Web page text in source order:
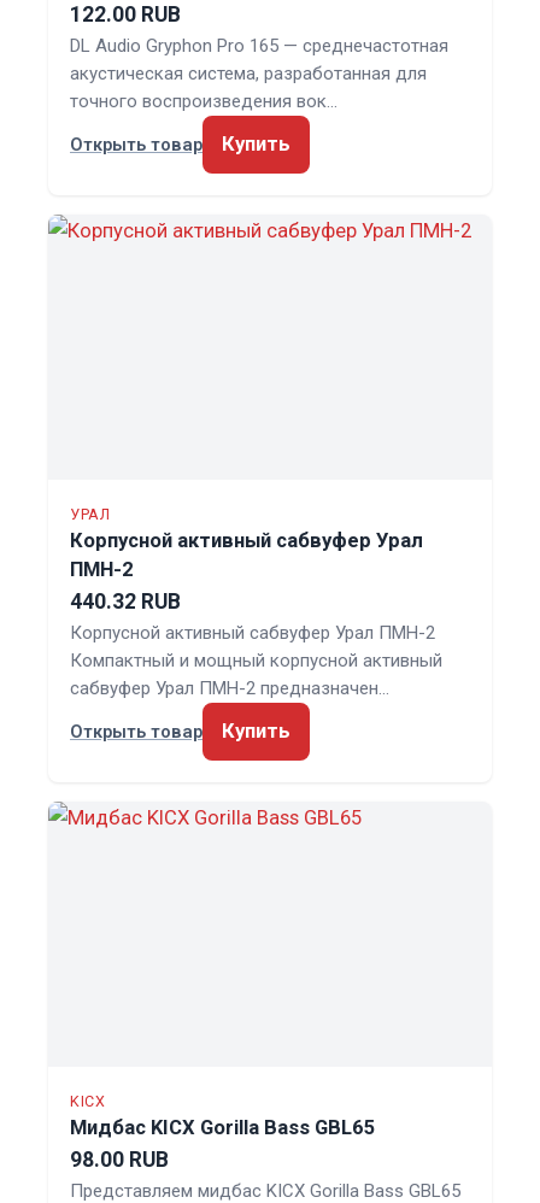
122.00 RUB
DL Audio Gryphon Pro 165 — среднечастотная
акустическая система, разработанная для
точного воспроизведения вок…
Открыть товар
Купить
УРАЛ
Корпусной активный сабвуфер Урал
ПМН-2
440.32 RUB
Корпусной активный сабвуфер Урал ПМН-2
Компактный и мощный корпусной активный
сабвуфер Урал ПМН-2 предназначен…
Открыть товар
Купить
KICX
Мидбас KICX Gorilla Bass GBL65
98.00 RUB
Представляем мидбас KICX Gorilla Bass GBL65